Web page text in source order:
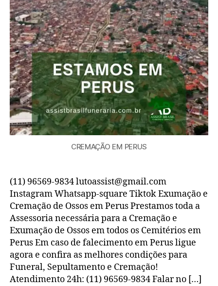
CREMAÇÃO EM PERUS
(11) 96569-9834 lutoassist@gmail.com
Instagram Whatsapp-square Tiktok Exumação e
Cremação de Ossos em Perus Prestamos toda a
Assessoria necessária para a Cremação e
Exumação de Ossos em todos os Cemitérios em
Perus Em caso de falecimento em Perus ligue
agora e confira as melhores condições para
Funeral, Sepultamento e Cremação!
Atendimento 24h: (11) 96569-9834 Falar no […]